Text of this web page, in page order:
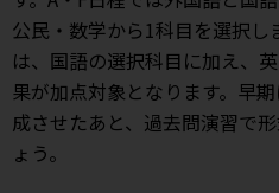
公民・数学から1科目を選択し
は、国語の選択科目に加え、
果が加点対象となります。早
成させたあと、過去問演習で
ょう。